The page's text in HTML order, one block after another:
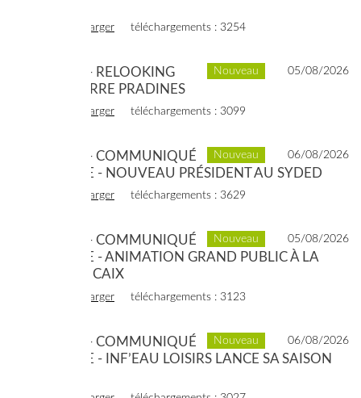
télécharger téléchargements : 3254
Nouveau 05/08/2026
2020 - 11 - RELOOKING
RÉCUP'VERRE PRADINES
télécharger téléchargements : 3099
Nouveau 06/08/2026
2020 - 10 - COMMUNIQUÉ
DE PRESSE - NOUVEAU PRÉSIDENT AU SYDED
télécharger téléchargements : 3629
Nouveau 05/08/2026
2020 - 08 - COMMUNIQUÉ
DE PRESSE - ANIMATION GRAND PUBLIC À LA
PLAGE DE CAIX
télécharger téléchargements : 3123
Nouveau 06/08/2026
2020 - 06 - COMMUNIQUÉ
DE PRESSE - INF’EAU LOISIRS LANCE SA SAISON